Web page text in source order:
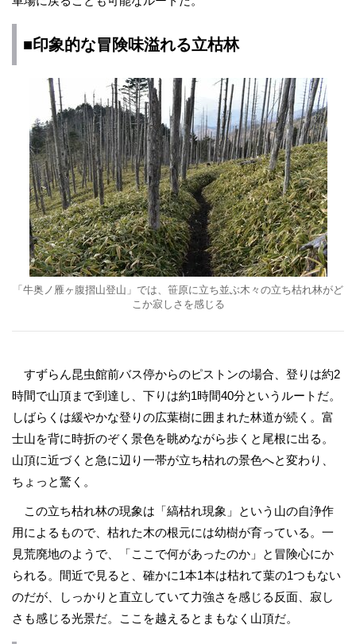
■印象的な冒険味溢れる立枯林
「牛奥ノ雁ヶ腹摺山登山」では、笹原に立ち並ぶ木々の立ち枯れ林がど
こか寂しさを感じる
すずらん昆虫館前バス停からのピストンの場合、登りは約2
時間で山頂まで到達し、下りは約1時間40分というルートだ。
しばらくは緩やかな登りの広葉樹に囲まれた林道が続く。富
士山を背に時折のぞく景色を眺めながら歩くと尾根に出る。
山頂に近づくと急に辺り一帯が立ち枯れの景色へと変わり、
ちょっと驚く。
この立ち枯れ林の現象は「縞枯れ現象」という山の自浄作
用によるもので、枯れた木の根元には幼樹が育っている。一
見荒廃地のようで、「ここで何があったのか」と冒険心にか
られる。間近で見ると、確かに1本1本は枯れて葉の1つもない
のだが、しっかりと直立していて力強さを感じる反面、寂し
さも感じる光景だ。ここを越えるとまもなく山頂だ。